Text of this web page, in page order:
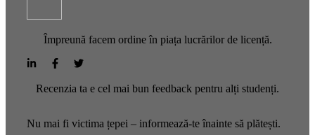
Împreună facem ordine în piața lucrărilor de licență.
Recenzia ta e cel mai bun feedback pentru alți studenți.
Nu mai fi victima țepei – informează-te înainte să plătești.